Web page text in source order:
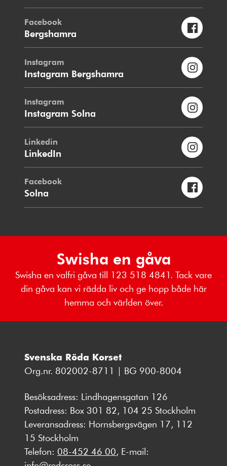
Facebook
Bergshamra
Instagram
Instagram Bergshamra
Instagram
Instagram Solna
Linkedin
LinkedIn
Facebook
Solna
Swisha en gåva
Swisha en valfri gåva till 123 518 4841. Tack vare
din gåva kan vi rädda liv och ge hopp både här
hemma och världen över.
Svenska Röda Korset
Org.nr. 802002-8711 | BG 900-8004
Besöksadress: Lindhagensgatan 126
Postadress: Box 301 82, 104 25 Stockholm
Leveransadress: Hornsbergsvägen 17, 112
15 Stockholm
Telefon: 08-452 46 00, E-mail: